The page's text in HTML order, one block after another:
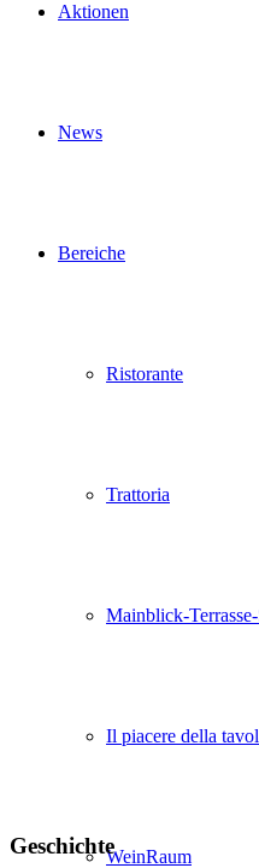
Aktionen
News
Bereiche
Ristorante
Trattoria
Mainblick-
Il piacere della
WeinRaum
Geschichte